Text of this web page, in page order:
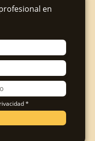
en
*